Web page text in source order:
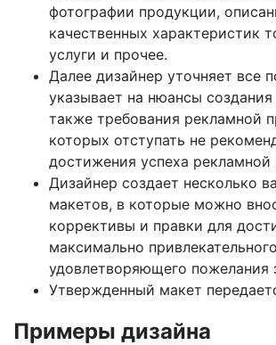
фотографии продукции,
качественных характеристик
услуги и прочее.
Далее дизайнер уточняет все
указывает на нюансы создания
также требования рекламной
которых отступать не
достижения успеха рекламной
Дизайнер создает несколько
макетов, в которые можно
коррективы и правки для
максимально
удовлетворяющего пожелания
Утвержденный макет
Примеры дизайна